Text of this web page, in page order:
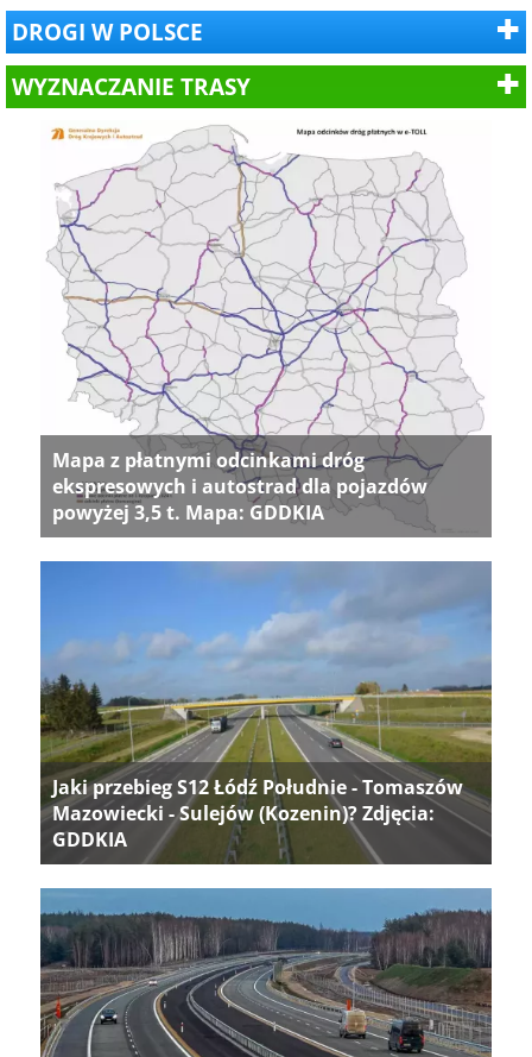
DROGI W POLSCE
WYZNACZANIE TRASY
Mapa z płatnymi odcinkami dróg
ekspresowych i autostrad dla pojazdów
powyżej 3,5 t. Mapa: GDDKIA
Jaki przebieg S12 Łódź Południe - Tomaszów
Mazowiecki - Sulejów (Kozenin)? Zdjęcia:
GDDKIA